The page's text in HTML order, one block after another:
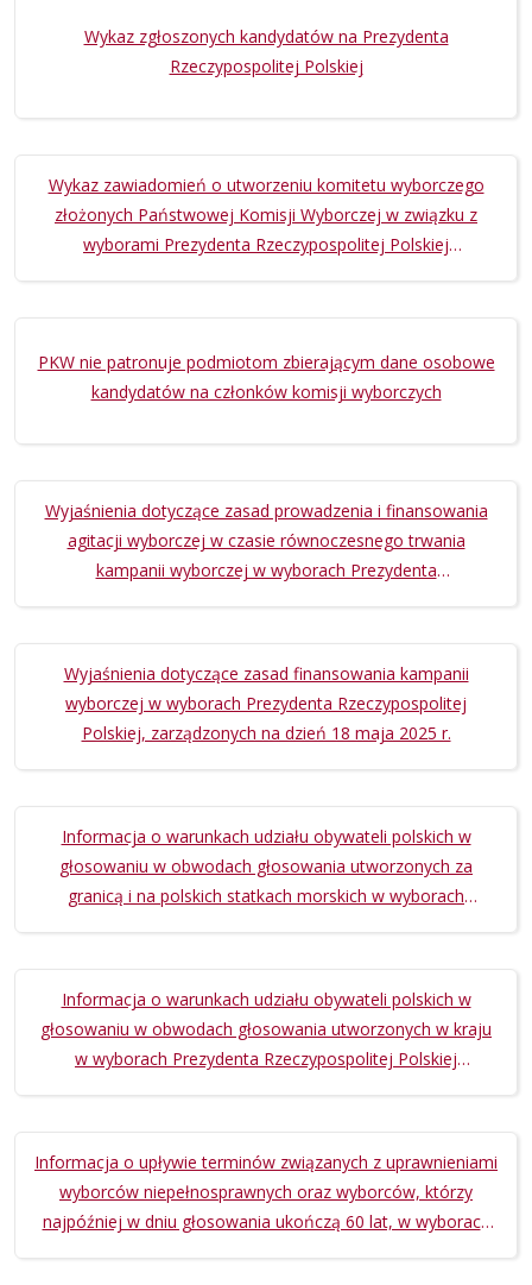
Wykaz zgłoszonych kandydatów na Prezydenta
Rzeczypospolitej Polskiej
Wykaz zawiadomień o utworzeniu komitetu wyborczego
złożonych Państwowej Komisji Wyborczej w związku z
wyborami Prezydenta Rzeczypospolitej Polskiej
PKW nie patronuje podmiotom zbierającym dane osobowe
kandydatów na członków komisji wyborczych
Wyjaśnienia dotyczące zasad prowadzenia i finansowania
agitacji wyborczej w czasie równoczesnego trwania
kampanii wyborczej w wyborach Prezydenta
33 zarządzonych na dzień 16 marca 2025 r.
Wyjaśnienia dotyczące zasad finansowania kampanii
wyborczej w wyborach Prezydenta Rzeczypospolitej
Polskiej, zarządzonych na dzień 18 maja 2025 r.
Informacja o warunkach udziału obywateli polskich w
głosowaniu w obwodach głosowania utworzonych za
granicą i na polskich statkach morskich w wyborach
Informacja o warunkach udziału obywateli polskich w
głosowaniu w obwodach głosowania utworzonych w kraju
w wyborach Prezydenta Rzeczypospolitej Polskiej
Informacja o upływie terminów związanych z uprawnieniami
wyborców niepełnosprawnych oraz wyborców, którzy
najpóźniej w dniu głosowania ukończą 60 lat, w wyborach